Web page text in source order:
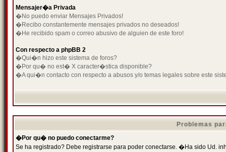
Mensajer�a Privada
�No puedo enviar Mensajes Privados!
�Recibo constantemente mensajes privados no deseados!
�He recibido spam o correo abusivo de alguien de este foro!
Con respecto a phpBB 2
�Qui�n hizo este sistema de foros?
�Por qu� no est� X caracter�stica disponible?
�A qui�n contacto con respecto a abusos y/o temas legales sobre este
Problemas
�Por qu� no puedo conectarme?
Se ha registrado? Debe registrarse para poder conectarse. �Ha sido Ud.